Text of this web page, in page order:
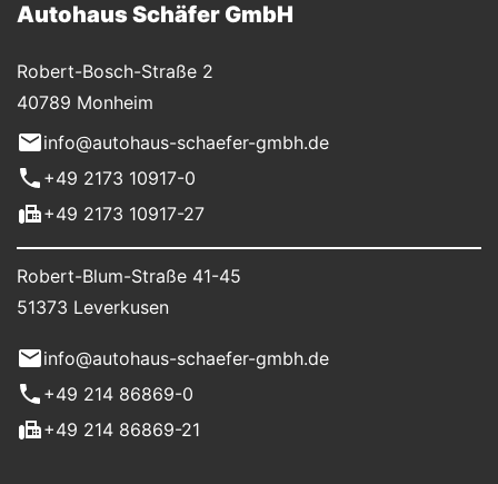
Autohaus Schäfer GmbH
Robert-Bosch-Straße 2
40789 Monheim
info@autohaus-schaefer-gmbh.de
+49 2173 10917-0
+49 2173 10917-27
Robert-Blum-Straße 41-45
51373 Leverkusen
info@autohaus-schaefer-gmbh.de
+49 214 86869-0
+49 214 86869-21